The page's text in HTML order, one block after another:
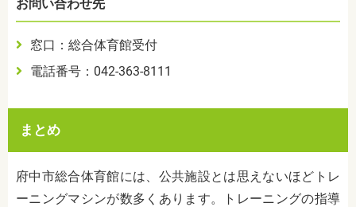
お問い合わせ先
窓口：総合体育館受付
電話番号：042-363-8111
まとめ
府中市総合体育館には、公共施設とは思えないほどトレ
ーニングマシンが数多くあります。トレーニングの指導